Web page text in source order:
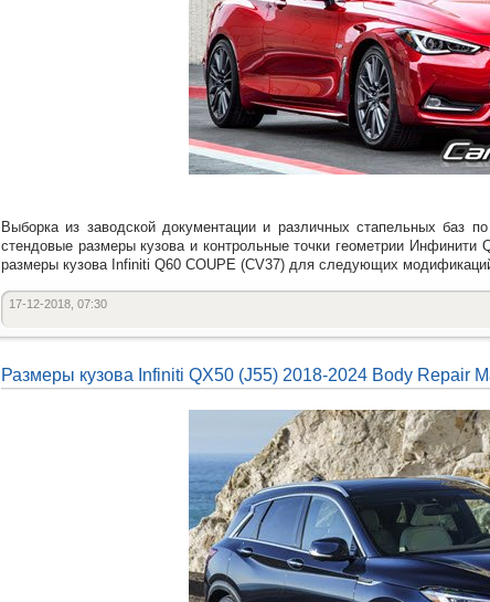
Выборка из заводской документации и различных стапельных баз
стендовые размеры кузова и контрольные точки геометрии Инфинити
размеры кузова Infiniti Q60 COUPE (CV37) для следующих
17-12-2018, 07:30
Размеры кузова Infiniti QX50 (J55) 2018-2024 Body Repair